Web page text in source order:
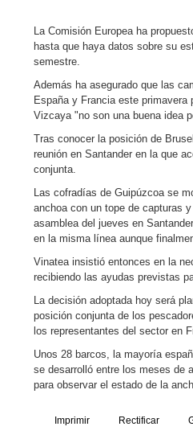
La Comisión Europea ha
hasta que haya datos sobre su
semestre.
Además ha asegurado que las
España y Francia este
Vizcaya "no son una buena idea
Tras conocer la posición de
reunión en Santander en la que
conjunta.
Las cofradías de Guipúzcoa se
anchoa con un tope de capturas
asamblea del jueves en
en la misma línea aunque
Vinatea insistió entonces en la
recibiendo las ayudas previstas
La decisión adoptada hoy será
posición conjunta de los
los representantes del sector en
Unos 28 barcos, la mayoría
se desarrolló entre los meses de
para observar el estado de la
Imprimir Rectificar